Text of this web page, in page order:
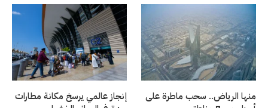
منها الرياض.. سحب ماطرة على
إنجاز عالمي يرسخ مكانة مطارات